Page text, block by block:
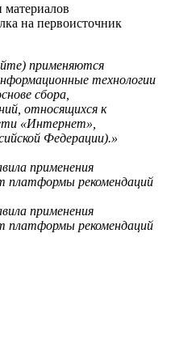
на первоисточник
применяются
технологии
сбора,
относящихся к
«Интернет»,
Федерации).»
применения
платформы рекомендаций
применения
платформы рекомендаций